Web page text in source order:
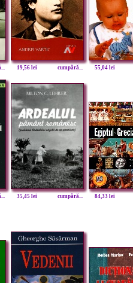
19,56 lei cumpără... 55,04 lei
35,45 lei cumpără... 84,33 lei